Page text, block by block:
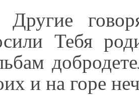
Другие
Тебя
и на горе